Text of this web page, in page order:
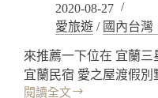
2020-08-27
愛旅遊 / 國內台灣
來推薦一下位在 宜蘭三
宜蘭民宿 愛之屋渡假
閱讀全文